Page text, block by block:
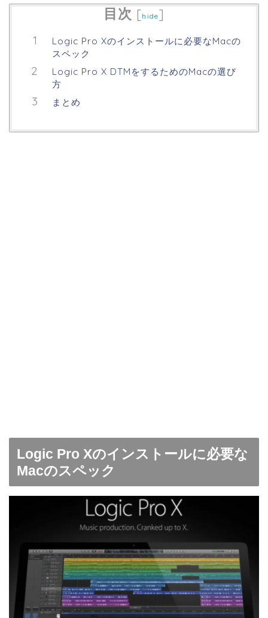
目次 [hide]
Logic Pro Xのインストールに必要なMacの
スペック
Logic Pro X DTMをするためのMacの選び
方
まとめ
Logic Pro Xのインストールに必要な
Macのスペック